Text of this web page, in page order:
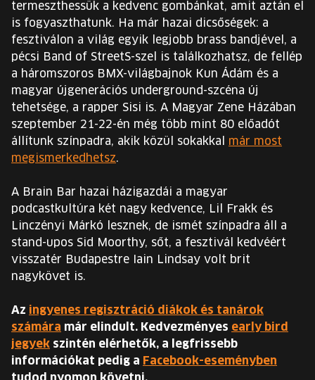
termeszthessük a kedvenc gombánkat, amit aztán el
is fogyaszthatunk. Ha már hazai dicsőségek: a
fesztiválon a világ egyik legjobb brass bandjével, a
pécsi Band of StreetS-szel is találkozhatsz, de fellép
a háromszoros BMX-világbajnok Kun Ádám és a
magyar újgenerációs underground-szcéna új
tehetsége, a rapper Sisi is. A Magyar Zene Házában
szeptember 21-22-én még több mint 80 előadót
állítunk színpadra, akik közül sokakkal már most
megismerkedhetsz.
A Brain Bar hazai házigazdái a magyar
podcastkultúra két nagy kedvence, Lil Frakk és
Linczényi Márkó lesznek, de ismét színpadra áll a
stand-upos Sid Moorthy, sőt, a fesztivál kedvéért
visszatér Budapestre Iain Lindsay volt brit
nagykövet is.
Az ingyenes regisztráció diákok és tanárok
számára már elindult. Kedvezményes early bird
jegyek szintén elérhetők, a legfrissebb
információkat pedig a Facebook-eseményben